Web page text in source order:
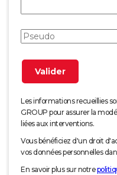
Les informations recueillies
GROUP pour assurer la
liées aux interventions.
Vous bénéficiez d'un droit
vos données personnelles
En savoir plus sur notre